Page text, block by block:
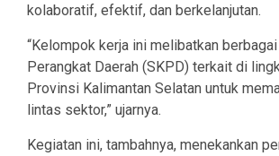
kolaboratif, efektif, dan berkelanjutan.
“Kelompok kerja ini melibatkan
Perangkat Daerah (SKPD) terkait di
Provinsi Kalimantan Selatan untuk
lintas sektor,” ujarnya.
Kegiatan ini, tambahnya, menekankan